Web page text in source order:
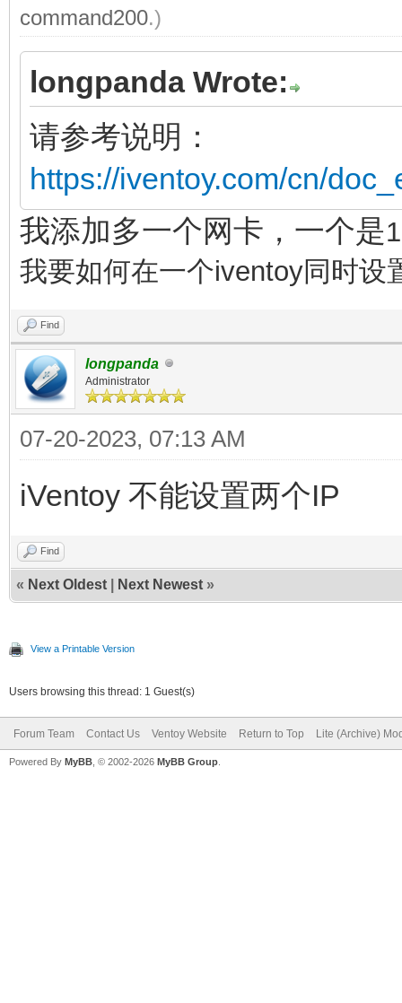
command200.)
longpanda Wrote:
请参考说明：
https://iventoy.com/cn/
我添加多一个网卡，一个是
我要如何在一个iventoy同时设
Find
longpanda
Administrator
07-20-2023, 07:13 AM
iVentoy 不能设置两个IP
Find
« Next Oldest Next Newest »
View a Printable Version
Users browsing this thread: 1 Guest(s)
Forum Team Contact Us Ventoy Website Return to Top Lite (Archive)
Powered By MyBB , © 2002-2026 MyBB Group